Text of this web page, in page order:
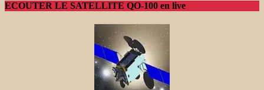
ECOUTER LE SATELLITE QO-100 en live